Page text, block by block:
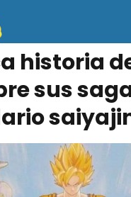
historia
sus